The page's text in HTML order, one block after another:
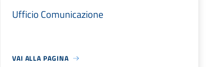
Ufficio Comunicazione
VAI ALLA PAGINA